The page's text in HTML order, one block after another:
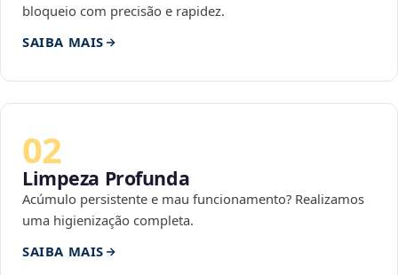
bloqueio com precisão e rapidez.
SAIBA MAIS
02
Limpeza Profunda
Acúmulo persistente e mau funcionamento? Realizamos
uma higienização completa.
SAIBA MAIS